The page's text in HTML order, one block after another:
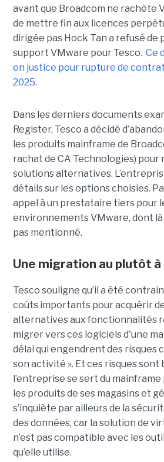
avant que Broadcom ne rachète
de mettre fin aux licences
dirigée pas Hock Tan a refusé de
support VMware pour Tesco. Ce
en justice pour rupture de
2025.
Dans les derniers documents
Register, Tesco a décidé
les produits mainframe de
rachat de CA Technologies) pour
solutions alternatives.
détails sur les options choisies.
appel à un prestataire tiers pour
environnements VMware, dont là
pas mentionné.
Une migration au plutôt à
Tesco souligne qu’il a été
coûts importants pour acquérir
alternatives aux fonctionnalités
migrer vers ces logiciels d'une
délai qui engendrent des risques
son activité ». Et ces risques sont
l’entreprise se sert du
les produits de ses magasins et
s’inquiète par ailleurs de la
des données, car la solution de
n’est pas compatible avec les
qu’elle utilise.